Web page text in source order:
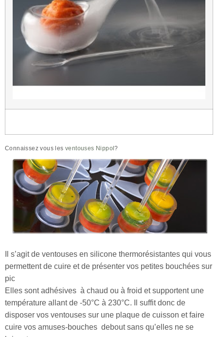
Connaissez vous lesventouses Nippol?
Il s’agit de ventouses en silicone thermorésistantes qui vous
permettent de cuire et de présenter vos petites bouchées sur
pic
Elles sont adhésives à chaud ou à froid et supportent une
température allant de -50°C à 230°C. I
l suffit donc de
disposer vos ventouses sur une plaque de cuisson et faire
cuire vos amuses-bouches debout sans qu’elles ne se